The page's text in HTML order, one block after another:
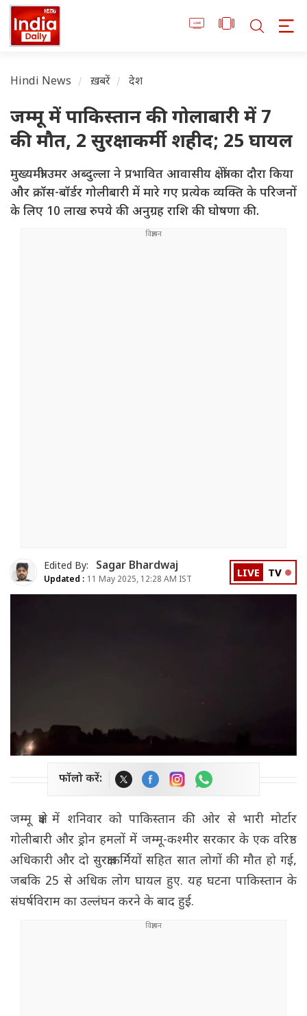
Hindi News ख़बरें देश
जम्मू में पाकिस्तान की गोलाबारी में 7
की मौत, 2 सुरक्षाकर्मी शहीद; 25 घायल
मुख्यमंत्री उमर अब्दुल्ला ने प्रभावित आवासीय क्षेत्रों का दौरा किया
और क्रॉस-बॉर्डर गोलीबारी में मारे गए प्रत्येक व्यक्ति के परिजनों
के लिए 10 लाख रुपये की अनुग्रह राशि की घोषणा की.
Edited By: Sagar Bhardwaj
Updated : 11 May 2025, 12:28 AM IST LIVE TV
फॉलो करें:
जम्मू क्षेत्र में शनिवार को पाकिस्तान की ओर से भारी मोर्टार
गोलीबारी और ड्रोन हमलों में जम्मू-कश्मीर सरकार के एक वरिष्ठ
अधिकारी और दो सुरक्षाकर्मियों सहित सात लोगों की मौत हो गई,
जबकि 25 से अधिक लोग घायल हुए. यह घटना पाकिस्तान के
संघर्षविराम का उल्लंघन करने के बाद हुई.